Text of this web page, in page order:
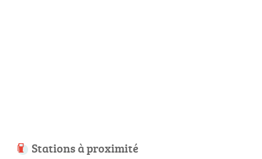
Stations à proximité